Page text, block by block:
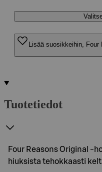
Lisää suosikkeihin, Four
Tuotetiedot
Four Reasons Original -
hiuksista tehokkaasti